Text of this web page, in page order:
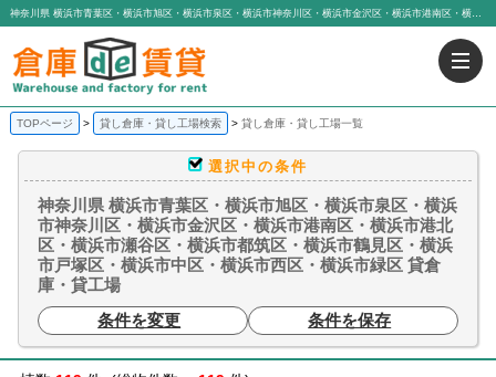
神奈川県 横浜市青葉区・横浜市旭区・横浜市泉区・横浜市神奈川区・横浜市金沢区・横浜市港南区・横浜市港北区・横浜市瀬谷区・横浜市都筑区・横浜市鶴見区・横浜市戸塚区・横浜市中区・横浜市西区・横浜市緑区 貸倉庫・貸工場 ｜貸し倉庫・貸し工場一覧｜貸し倉庫、貸し工場なら「倉庫de賃貸」｜有限会社アイエヌジー・トゥエンティーワン
TOPページ 貸し倉庫・貸し工場検索 貸し倉庫・貸し工場一覧
選択中の条件
神奈川県 横浜市青葉区・横浜市旭区・横浜市泉区・横浜
市神奈川区・横浜市金沢区・横浜市港南区・横浜市港北
区・横浜市瀬谷区・横浜市都筑区・横浜市鶴見区・横浜
市戸塚区・横浜市中区・横浜市西区・横浜市緑区 貸倉
庫・貸工場
条件を変更
条件を保存